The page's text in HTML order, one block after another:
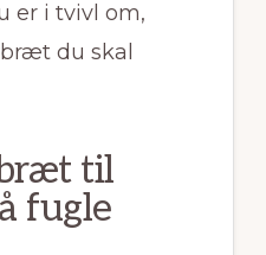
er i tvivl om,
du skal
til
fugle